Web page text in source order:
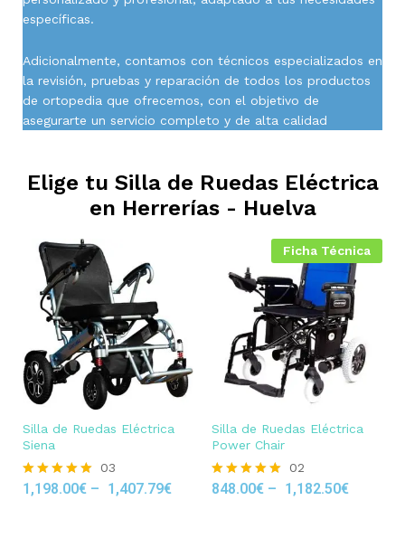
específicas.
Adicionalmente, contamos con técnicos especializados en
la revisión, pruebas y reparación de todos los productos
de ortopedia que ofrecemos, con el objetivo de
asegurarte un servicio completo y de alta calidad
Elige tu Silla de Ruedas Eléctrica
en Herrerías - Huelva
Silla de Ruedas Eléctrica
Siena
Rated
03
1,198.00€ – 1,407.79€
Ficha Técnica
Silla de Ruedas Eléctrica
Power Chair
Rated
02
848.00€ – 1,182.50€